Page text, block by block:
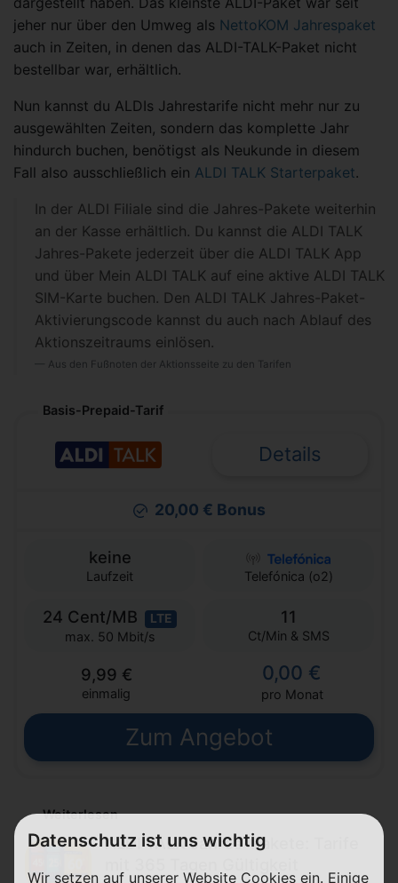
jeher nur über den Umweg als NettoKOM Jahrespaket
auch in Zeiten, in denen das ALDI-TALK-Paket nicht
bestellbar war, erhältlich.
Nun kannst du ALDIs Jahrestarife nicht mehr nur zu
ausgewählten Zeiten, sondern das komplette Jahr
hindurch buchen, benötigst als Neukunde in diesem
Fall also ausschließlich ein ALDI TALK Starterpaket.
In der ALDI Filiale sind die Jahres-Pakete weiterhin
an der Kasse erhältlich. Du kannst die ALDI TALK
Jahres-Pakete jederzeit über die ALDI TALK App
und über Mein ALDI TALK auf eine aktive ALDI TALK
SIM-Karte buchen. Den ALDI TALK Jahres-Paket-
Aktivierungscode kannst du auch nach Ablauf des
Aktionszeitraums einlösen.
Aus den Fußnoten der Aktionsseite zu den Tarifen
Basis-Prepaid-Tarif
Details
20,00 € Bonus
keine
Laufzeit Telefónica (o2)
24 Cent/MB LTE
max. 50 Mbit/s
11
Ct/Min & SMS
9,99 €
einmalig
0,00 €
pro Monat
Zum Angebot
Weiterlesen
ALDI TALK Jahres-Pakete: Tarife
Datenschutz ist uns wichtig
Wir setzen auf unserer Website Cookies ein. Einige